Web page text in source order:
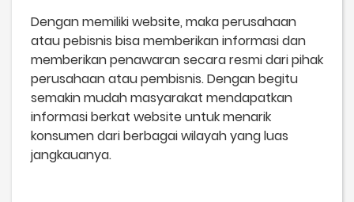
Dengan memiliki website, maka perusahaan
atau pebisnis bisa memberikan informasi dan
memberikan penawaran secara resmi dari pihak
perusahaan atau pembisnis. Dengan begitu
semakin mudah masyarakat mendapatkan
informasi berkat website untuk menarik
konsumen dari berbagai wilayah yang luas
jangkauanya.